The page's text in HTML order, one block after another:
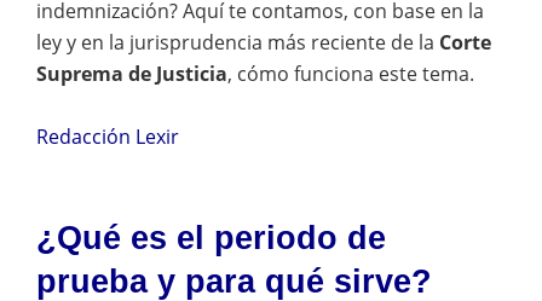
indemnización? Aquí te contamos, con base en la
ley y en la jurisprudencia más reciente de la Corte
Suprema de Justicia, cómo funciona este tema.
Redacción Lexir
¿Qué es el periodo de
prueba y para qué sirve?